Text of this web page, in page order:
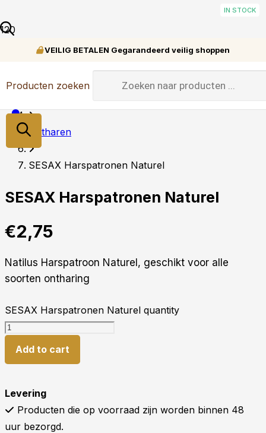
VEILIG BETALEN Gegarandeerd veilig shoppen
Producten zoeken
Ontharen
SESAX Harspatronen Naturel
SESAX Harspatronen Naturel
€2,75
Natilus Harspatroon Naturel, geschikt voor alle
soorten ontharing
SESAX Harspatronen Naturel quantity
Add to cart
Levering
Producten die op voorraad zijn worden binnen 48
uur bezorgd.
IN STOCK
IN STOCK
IN STOCK
IN STOCK
IN STOCK
IN STOCK
IN STOCK
IN STOCK
IN STOCK
IN STOCK